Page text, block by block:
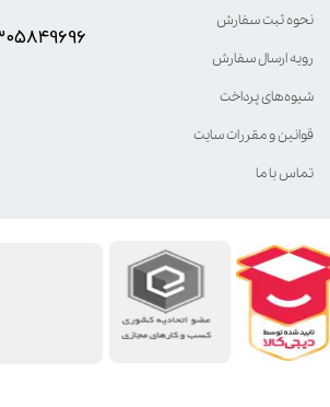
نحوه ثبت سفارش
رویه ارسال سفارش
شیوه‌های پرداخت
قوانین و مقررات سایت
تماس با ما